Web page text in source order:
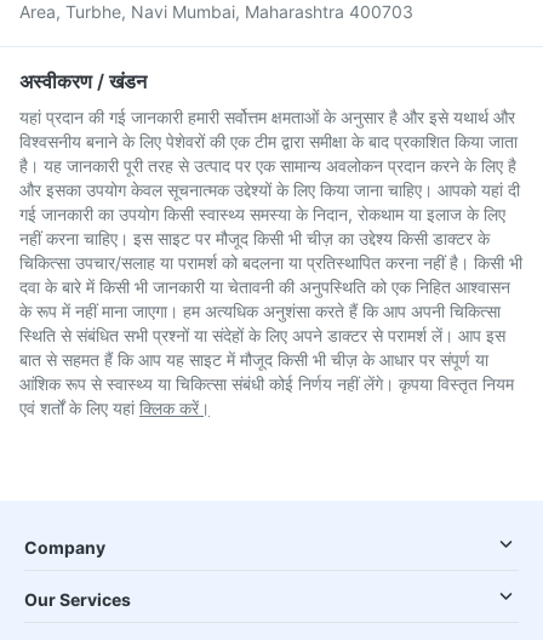
Area, Turbhe, Navi Mumbai, Maharashtra 400703
अस्वीकरण / खंडन
यहां प्रदान की गई जानकारी हमारी सर्वोत्तम क्षमताओं के अनुसार है और इसे यथार्थ और
विश्वसनीय बनाने के लिए पेशेवरों की एक टीम द्वारा समीक्षा के बाद प्रकाशित किया जाता
है। यह जानकारी पूरी तरह से उत्पाद पर एक सामान्य अवलोकन प्रदान करने के लिए है
और इसका उपयोग केवल सूचनात्मक उद्देश्यों के लिए किया जाना चाहिए। आपको यहां दी
गई जानकारी का उपयोग किसी स्वास्थ्य समस्या के निदान, रोकथाम या इलाज के लिए
नहीं करना चाहिए। इस साइट पर मौजूद किसी भी चीज़ का उद्देश्य किसी डाक्टर के
चिकित्सा उपचार/सलाह या परामर्श को बदलना या प्रतिस्थापित करना नहीं है। किसी भी
दवा के बारे में किसी भी जानकारी या चेतावनी की अनुपस्थिति को एक निहित आश्वासन
के रूप में नहीं माना जाएगा। हम अत्यधिक अनुशंसा करते हैं कि आप अपनी चिकित्सा
स्थिति से संबंधित सभी प्रश्नों या संदेहों के लिए अपने डाक्टर से परामर्श लें। आप इस
बात से सहमत हैं कि आप यह साइट में मौजूद किसी भी चीज़ के आधार पर संपूर्ण या
आंशिक रूप से स्वास्थ्य या चिकित्सा संबंधी कोई निर्णय नहीं लेंगे। कृपया विस्तृत नियम
एवं शर्तों के लिए यहांक्लिक करें।
Company
Our Services